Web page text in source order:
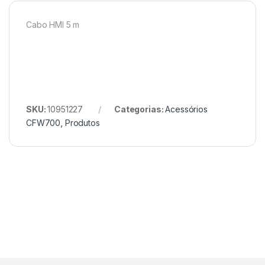
Cabo HMI 5 m
SKU:10951227 Categorias:Acessórios
CFW700 Produtos